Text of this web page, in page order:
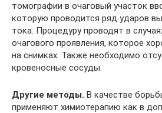
томографии в очаговый участок
которую проводится ряд ударов
тока. Процедуру проводят в
очагового проявления, которое
на снимках. Также необходимо
кровеносные сосуды.
Другие методы. В качестве
применяют химиотерапию как в